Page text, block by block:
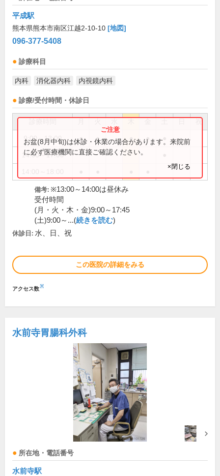
平成駅
熊本県熊本市南区江越2-10-10 [地図]
096-377-5408
診療科目
内科 消化器内科 内視鏡内科
診療/受付時間・休診日
祝
9:00～13:00 ● ● ● ●
14:00～17:00
お盆(8月中旬)は休診・休業の場合があります。来院前
に必ず医療機関に直接ご確認ください。
×閉じる
備考: ※13:00～14:00は昼休み
受付時間
(月・火・木・金)9:00～17:45
(土)9:00～...(続きを読む)
休診日: 水、日、祝
この医院の詳細をみる
アクセス数※
水前寺胃腸科外科
所在地・電話番号
水前寺駅